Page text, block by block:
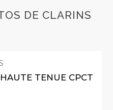
DE CLARINS
TENUE CPCT